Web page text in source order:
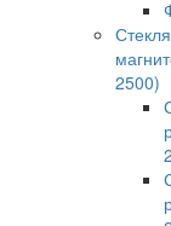
2500)